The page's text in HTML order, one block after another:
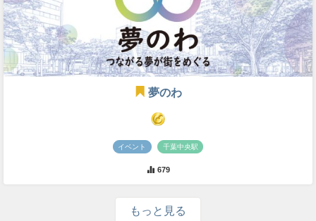
夢のわ
イベント 千葉中央駅
679
もっと見る